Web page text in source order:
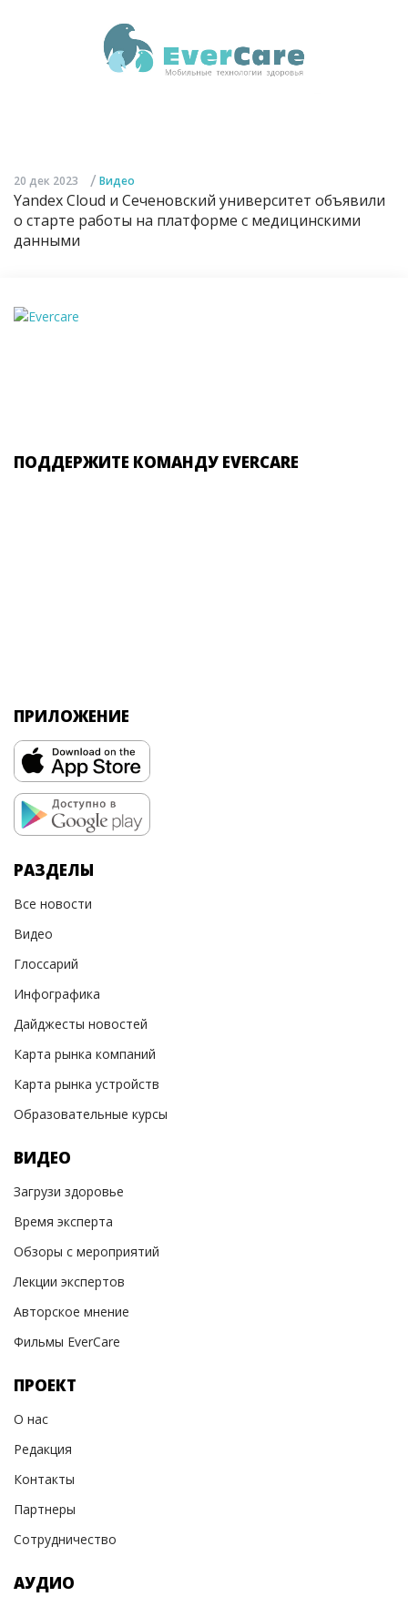
20 дек 2023 / Видео
Yandex Cloud и Сеченовский университет объявили
о старте работы на платформе с медицинскими
данными
ПОДДЕРЖИТЕ КОМАНДУ EVERCARE
ПРИЛОЖЕНИЕ
РАЗДЕЛЫ
Все новости
Видео
Глоссарий
Инфографика
Дайджесты новостей
Карта рынка компаний
Карта рынка устройств
Образовательные курсы
ВИДЕО
Загрузи здоровье
Время эксперта
Обзоры с мероприятий
Лекции экспертов
Авторское мнение
Фильмы EverCare
ПРОЕКТ
О нас
Редакция
Контакты
Партнеры
Сотрудничество
АУДИО